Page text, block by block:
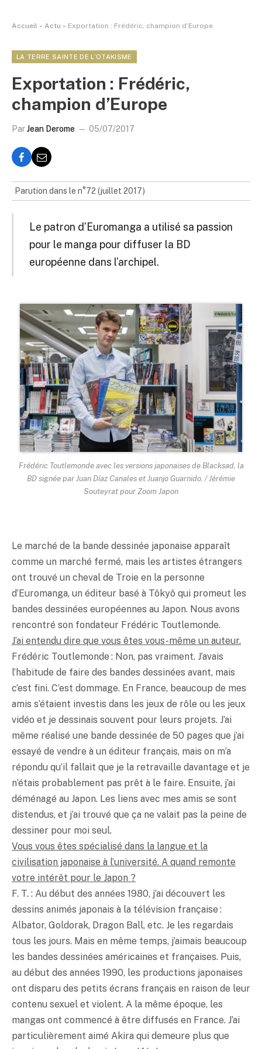
Accueil » Actu » Exportation : Frédéric, champion d’Europe
LA TERRE SAINTE DE L’OTAKISME
Exportation : Frédéric,
champion d’Europe
ParJean Derome 05/07/2017
Parution dans le n°72 (juillet 2017)
Le patron d’Euromanga a utilisé sa passion
pour le manga pour diffuser la BD
européenne dans l’archipel.
Frédéric Toutlemonde avec les versions japonaises de Blacksad, la
BD signée par Juan Díaz Canales et Juanjo Guarnido. / Jérémie
Souteyrat pour Zoom Japon
Le marché de la bande dessinée japonaise apparaît
comme un marché fermé, mais les artistes étrangers
ont trouvé un cheval de Troie en la personne
d’Euromanga, un éditeur basé à Tôkyô qui promeut les
bandes dessinées européennes au Japon. Nous avons
rencontré son fondateur Frédéric Toutlemonde.
J’ai entendu dire que vous êtes vous-même un auteur.
Frédéric Toutlemonde : Non, pas vraiment. J’avais
l’habitude de faire des bandes dessinées avant, mais
c’est fini. C’est dommage. En France, beaucoup de mes
amis s’étaient investis dans les jeux de rôle ou les jeux
vidéo et je dessinais souvent pour leurs projets. J’ai
même réalisé une bande dessinée de 50 pages que j’ai
essayé de vendre à un éditeur français, mais on m’a
répondu qu’il fallait que je la retravaille davantage et je
n’étais probablement pas prêt à le faire. Ensuite, j’ai
déménagé au Japon. Les liens avec mes amis se sont
distendus, et j’ai trouvé que ça ne valait pas la peine de
dessiner pour moi seul.
Vous vous êtes spécialisé dans la langue et la
civilisation japonaise à l’université. A quand remonte
votre intérêt pour le Japon ?
F. T. : Au début des années 1980, j’ai découvert les
dessins animés japonais à la télévision française :
Albator, Goldorak, Dragon Ball, etc. Je les regardais
tous les jours. Mais en même temps, j’aimais beaucoup
les bandes dessinées américaines et françaises. Puis,
au début des années 1990, les productions japonaises
ont disparu des petits écrans français en raison de leur
contenu sexuel et violent. A la même époque, les
mangas ont commencé à être diffusés en France. J’ai
particulièrement aimé Akira qui demeure plus que